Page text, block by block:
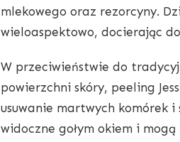
mlekowego oraz rezorcyny.
wieloaspektowo, docierając
W przeciwieństwie do
powierzchni skóry, peeling
usuwanie martwych komórek
widoczne gołym okiem i